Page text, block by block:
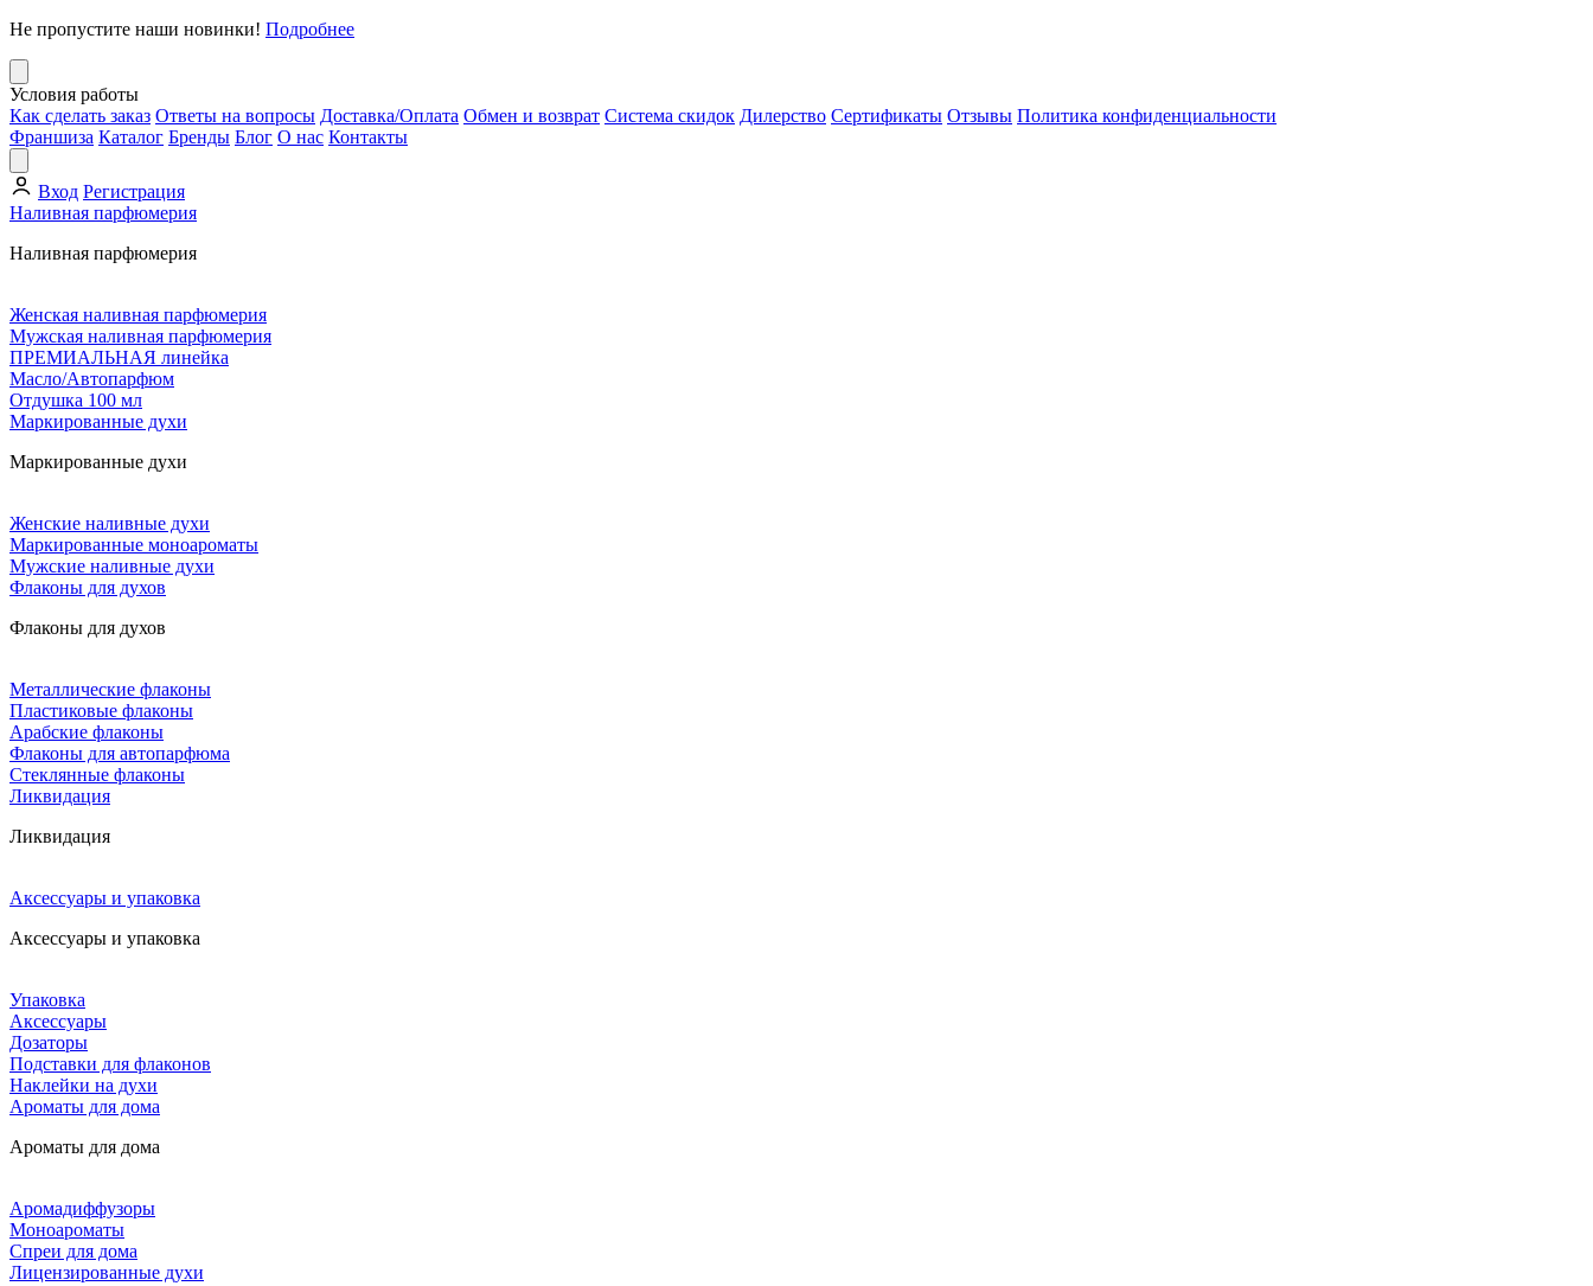
Не пропустите наши новинки! Подробнее
Условия работы
Как сделать заказ Ответы на вопросы Доставка/Оплата Обмен и возврат Система скидок Дилерство Сертификаты Отзывы Политика конфиденциальности
Франшиза Каталог Бренды Блог О нас Контакты
Вход Регистрация
Наливная парфюмерия
Наливная парфюмерия
Женская наливная парфюмерия
Мужская наливная парфюмерия
ПРЕМИАЛЬНАЯ линейка
Масло/Автопарфюм
Отдушка 100 мл
Маркированные духи
Маркированные духи
Женские наливные духи
Маркированные моноароматы
Мужские наливные духи
Флаконы для духов
Флаконы для духов
Металлические флаконы
Пластиковые флаконы
Арабские флаконы
Флаконы для автопарфюма
Стеклянные флаконы
Ликвидация
Ликвидация
Аксессуары и упаковка
Аксессуары и упаковка
Упаковка
Аксессуары
Дозаторы
Подставки для флаконов
Наклейки на духи
Ароматы для дома
Ароматы для дома
Аромадиффузоры
Моноароматы
Спреи для дома
Лицензированные духи